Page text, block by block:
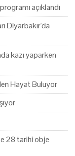
açıklandı
Diyarbakır'da
kazı yaparken
Hayat Buluyor
28 tarihi obje